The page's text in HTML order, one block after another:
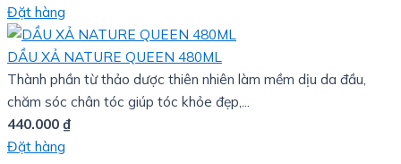
Đặt hàng
DẦU XẢ NATURE QUEEN 480ML
Thành phần từ thảo dược thiên nhiên làm mềm dịu da đầu,
chăm sóc chân tóc giúp tóc khỏe đẹp,...
440.000 ₫
Đặt hàng